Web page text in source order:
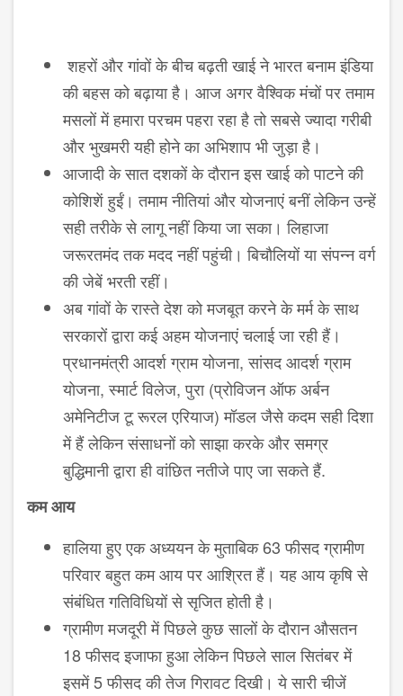
शहरों और गांवों के बीच बढ़ती खाई ने भारत बनाम इंडिया
की बहस को बढ़ाया है। आज अगर वैश्विक मंचों पर तमाम
मसलों में हमारा परचम पहरा रहा है तो सबसे ज्यादा गरीबी
और भुखमरी यही होने का अभिशाप भी जुड़ा है।
आजादी के सात दशकों के दौरान इस खाई को पाटने की
कोशिशें हुईं। तमाम नीतियां और योजनाएं बनीं लेकिन उन्हें
सही तरीके से लागू नहीं किया जा सका। लिहाजा
जरूरतमंद तक मदद नहीं पहुंची। बिचौलियों या संपन्न वर्ग
की जेबें भरती रहीं।
अब गांवों के रास्ते देश को मजबूत करने के मर्म के साथ
सरकारों द्वारा कई अहम योजनाएं चलाई जा रही हैं।
प्रधानमंत्री आदर्श ग्राम योजना, सांसद आदर्श ग्राम
योजना, स्मार्ट विलेज, पुरा (प्रोविजन ऑफ अर्बन
अमेनिटीज टू रूरल एरियाज) मॉडल जैसे कदम सही दिशा
में हैं लेकिन संसाधनों को साझा करके और समग्र
बुद्धिमानी द्वारा ही वांछित नतीजे पाए जा सकते हैं.
कम आय
हालिया हुए एक अध्ययन के मुताबिक 63 फीसद ग्रामीण
परिवार बहुत कम आय पर आश्रित हैं। यह आय कृषि से
संबंधित गतिविधियों से सृजित होती है।
ग्रामीण मजदूरी में पिछले कुछ सालों के दौरान औसतन
18 फीसद इजाफा हुआ लेकिन पिछले साल सितंबर में
इसमें 5 फीसद की तेज गिरावट दिखी। ये सारी चीजें